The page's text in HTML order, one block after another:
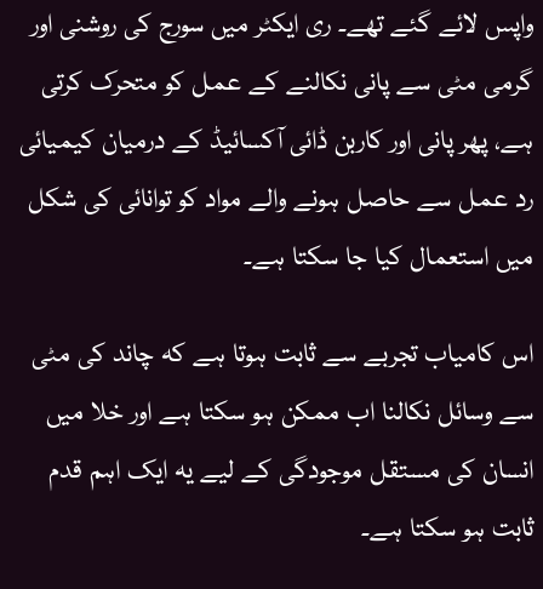
واپس لائے گئے تھے۔ ری ایکٹر میں سورج کی روشنی اور
گرمی مٹی سے پانی نکالنے کے عمل کو متحرک کرتی
ہے، پھر پانی اور کاربن ڈائی آکسائیڈ کے درمیان کیمیائی
رد عمل سے حاصل ہونے والے مواد کو توانائی کی شکل
میں استعمال کیا جا سکتا ہے۔
اس کامیاب تجربے سے ثابت ہوتا ہے کہ چاند کی مٹی
سے وسائل نکالنا اب ممکن ہو سکتا ہے اور خلا میں
انسان کی مستقل موجودگی کے لیے یہ ایک اہم قدم
ثابت ہو سکتا ہے۔